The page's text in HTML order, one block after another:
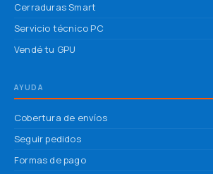
Cerraduras Smart
Servicio técnico PC
Vendé tu GPU
AYUDA
Cobertura de envíos
Seguir pedidos
Formas de pago